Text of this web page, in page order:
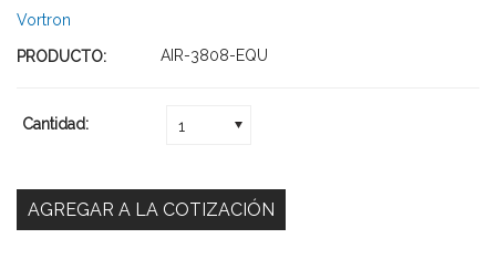
Vortron
PRODUCTO: AIR-3808-EQU
Cantidad: 1